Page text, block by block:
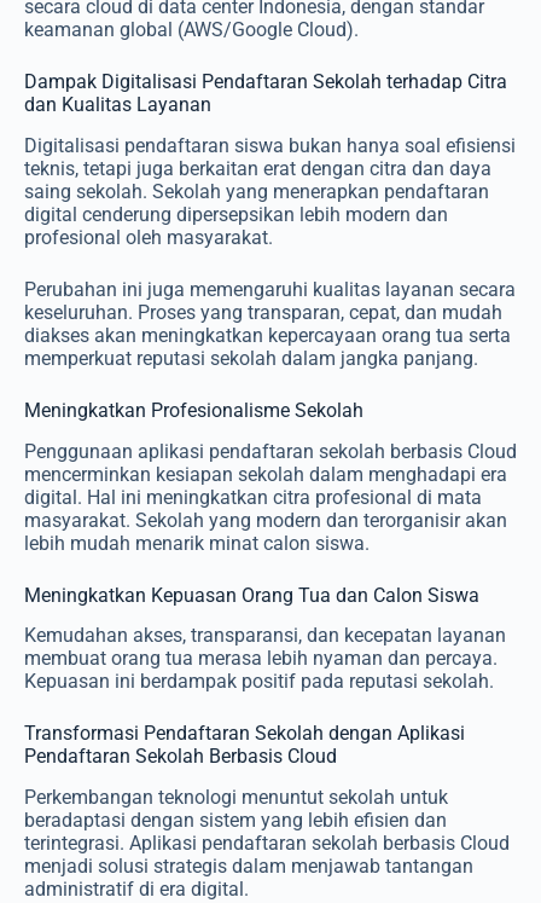
secara cloud di data center Indonesia, dengan standar
keamanan global (AWS/Google Cloud).
Dampak Digitalisasi Pendaftaran Sekolah terhadap Citra
dan Kualitas Layanan
Digitalisasi pendaftaran siswa bukan hanya soal efisiensi
teknis, tetapi juga berkaitan erat dengan citra dan daya
saing sekolah. Sekolah yang menerapkan pendaftaran
digital cenderung dipersepsikan lebih modern dan
profesional oleh masyarakat.
Perubahan ini juga memengaruhi kualitas layanan secara
keseluruhan. Proses yang transparan, cepat, dan mudah
diakses akan meningkatkan kepercayaan orang tua serta
memperkuat reputasi sekolah dalam jangka panjang.
Meningkatkan Profesionalisme Sekolah
Penggunaan aplikasi pendaftaran sekolah berbasis Cloud
mencerminkan kesiapan sekolah dalam menghadapi era
digital. Hal ini meningkatkan citra profesional di mata
masyarakat. Sekolah yang modern dan terorganisir akan
lebih mudah menarik minat calon siswa.
Meningkatkan Kepuasan Orang Tua dan Calon Siswa
Kemudahan akses, transparansi, dan kecepatan layanan
membuat orang tua merasa lebih nyaman dan percaya.
Kepuasan ini berdampak positif pada reputasi sekolah.
Transformasi Pendaftaran Sekolah dengan Aplikasi
Pendaftaran Sekolah Berbasis Cloud
Perkembangan teknologi menuntut sekolah untuk
beradaptasi dengan sistem yang lebih efisien dan
terintegrasi. Aplikasi pendaftaran sekolah berbasis Cloud
menjadi solusi strategis dalam menjawab tantangan
administratif di era digital.